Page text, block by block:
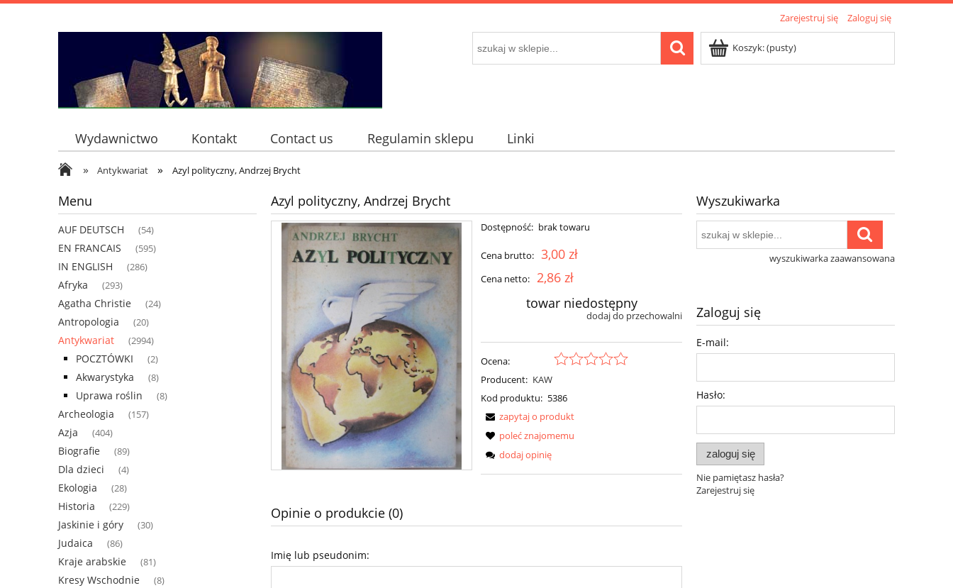
Zarejestruj się Zaloguj się
Koszyk:(pusty)
Wydawnictwo Kontakt Contact us Regulamin sklepu Linki
» Antykwariat » Azyl polityczny, Andrzej Brycht
Menu
AUF DEUTSCH (54)
EN FRANCAIS (595)
IN ENGLISH (286)
Afryka (293)
Agatha Christie (24)
Antropologia (20)
Antykwariat (2994)
POCZTÓWKI (2)
Akwarystyka (8)
Uprawa roślin (8)
Archeologia (157)
Azja (404)
Biografie (89)
Dla dzieci (4)
Ekologia (28)
Historia (229)
Jaskinie i góry (30)
Judaica (86)
Kraje arabskie (81)
Kresy Wschodnie (8)
Azyl polityczny, Andrzej Brycht
Dostępność: brak towaru
Cena brutto: 3,00 zł
Cena netto: 2,86 zł
towar niedostępny
dodaj do przechowalni
Ocena:
Producent: KAW
Kod produktu: 5386
zapytaj o produkt
poleć znajomemu
dodaj opinię
Opinie o produkcie (0)
Imię lub pseudonim:
Wyszukiwarka
wyszukiwarka zaawansowana
Zaloguj się
E-mail:
Hasło:
zaloguj się
Nie pamiętasz hasła?
Zarejestruj się